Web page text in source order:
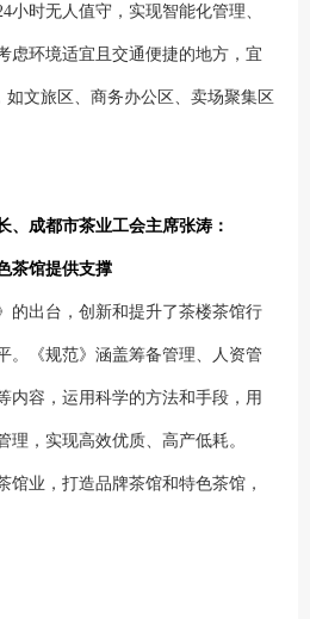
小时无人值守，实现智能化管理、
虑环境适宜且交通便捷的地方，宜
文旅区、商务办公区、卖场聚集区
成都市茶业工会主席张涛：
馆提供支撑
出台，创新和提升了茶楼茶馆行
。《规范》涵盖筹备管理、人资管
内容，运用科学的方法和手段，用
理，实现高效优质、高产低耗。
馆业，打造品牌茶馆和特色茶馆，